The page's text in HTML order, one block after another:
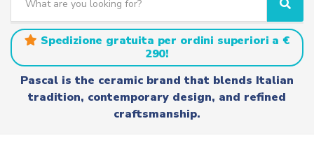
a
t
g
a
r
c
h
S
e
a
r
c
h
Spedizione gratuita per ordini superiori a €
290!
Pascal is the ceramic brand that blends Italian
tradition, contemporary design, and refined
craftsmanship.